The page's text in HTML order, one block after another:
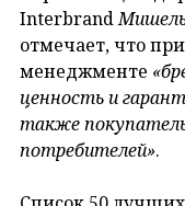
Interbrand
отмечает, что
менеджменте
ценность и
также
потребителей».